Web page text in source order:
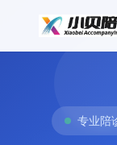
专业陪